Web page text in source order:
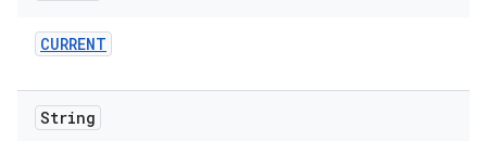
CURRENT
String